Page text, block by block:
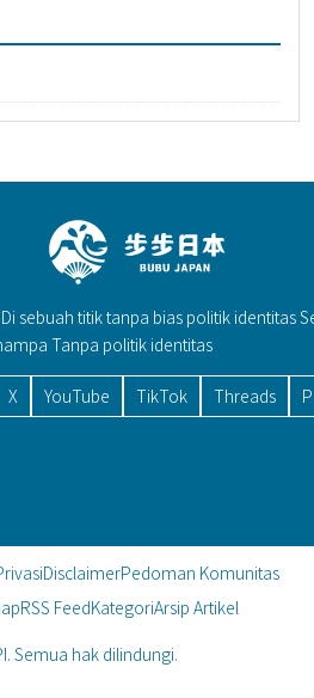
sebuah titik tanpa bias politik identitas
Tanpa politik identitas
X YouTube TikTok Threads
DisclaimerPedoman Komunitas
RSS FeedKategoriArsip Artikel
Semua hak dilindungi.